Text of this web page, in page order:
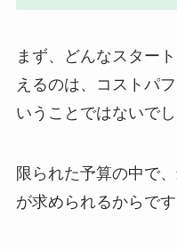
まず、どんなスター
えるのは、コストパ
いうことではないでし
限られた予算の中で
が求められるからです